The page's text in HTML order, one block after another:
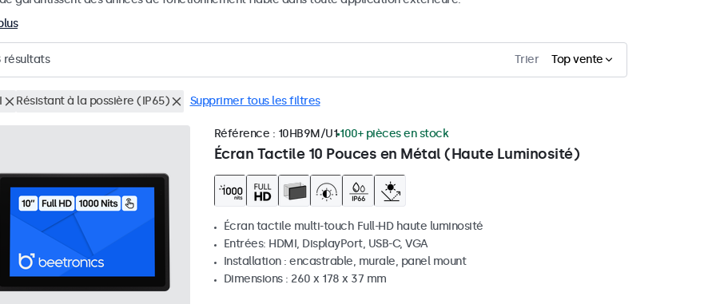
résultats Trier Top vente
Résistant à la possière (IP65) Supprimer tous les filtres
Écran Tactile 10 Pouces en Métal (Haute Luminosité)
Référence : 10HB9M/U1 100+ pièces en stock
Écran tactile multi-touch Full-HD haute luminosité
Entrées: HDMI, DisplayPort, USB-C, VGA
Installation : encastrable, murale, panel mount
Dimensions : 260 x 178 x 37 mm